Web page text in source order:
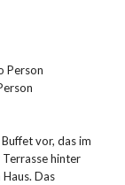
Person
vor, das im
hinter
Das